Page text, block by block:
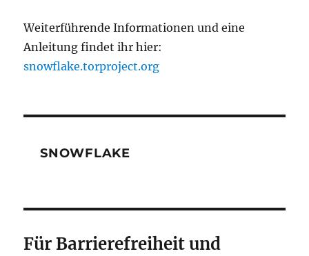
Weiterführende Informationen und eine
Anleitung findet ihr hier:
snowflake.torproject.org
SNOWFLAKE
Für Barrierefreiheit und